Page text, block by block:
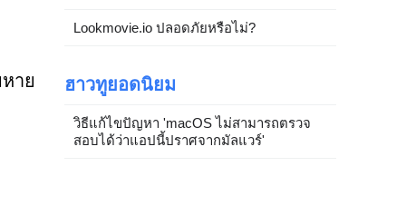
าย
Lookmovie.io ปลอดภัยหรือไม่?
ฮาวทูยอดนิยม
วิธีแก้ไขปัญหา 'macOS ไม่สามารถตรวจ
สอบได้ว่าแอปนี้ปราศจากมัลแวร์'